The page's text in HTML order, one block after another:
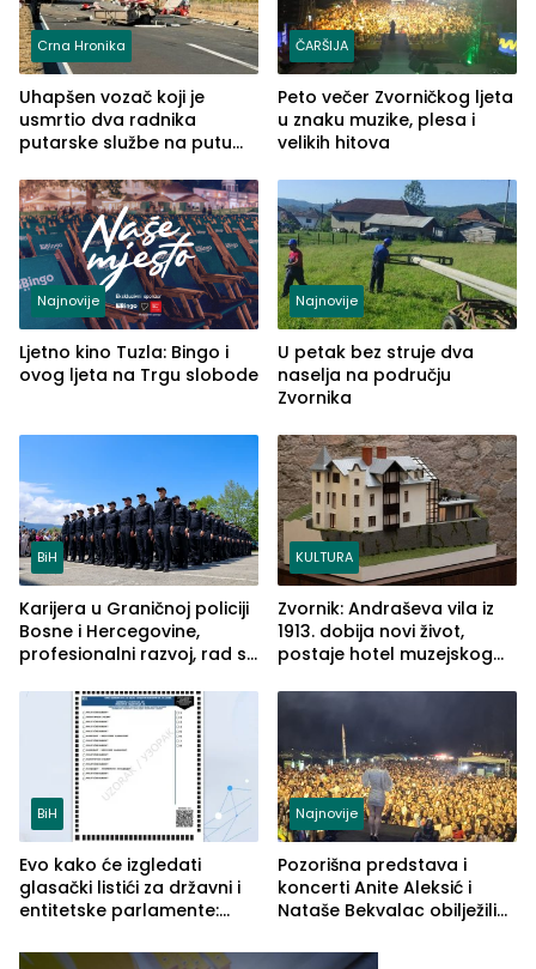
Crna Hronika
Uhapšen vozač koji je
usmrtio dva radnika
putarske službe na putu
(FOTO)
ČARŠIJA
Peto večer Zvorničkog ljeta
u znaku muzike, plesa i
velikih hitova
Najnovije
Ljetno kino Tuzla: Bingo i
ovog ljeta na Trgu slobode
Najnovije
U petak bez struje dva
naselja na području
Zvornika
BiH
Karijera u Graničnoj policiji
Bosne i Hercegovine,
profesionalni razvoj, rad sa
služba građanima
KULTURA
Zvornik: Andraševa vila iz
1913. dobija novi život,
postaje hotel muzejskog
BiH
Evo kako će izgledati
glasački listići za državni i
entitetske parlamente:
vidljive na njima
Najnovije
Pozorišna predstava i
koncerti Anite Aleksić i
Nataše Bekvalac obilježili
ljeta (FOTO)